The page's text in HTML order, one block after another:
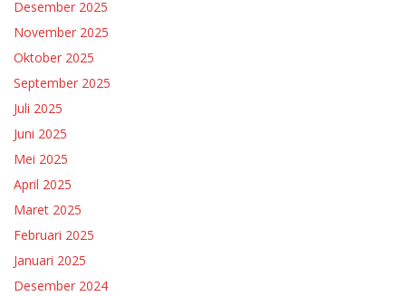
Desember 2025
November 2025
Oktober 2025
September 2025
Juli 2025
Juni 2025
Mei 2025
April 2025
Maret 2025
Februari 2025
Januari 2025
Desember 2024